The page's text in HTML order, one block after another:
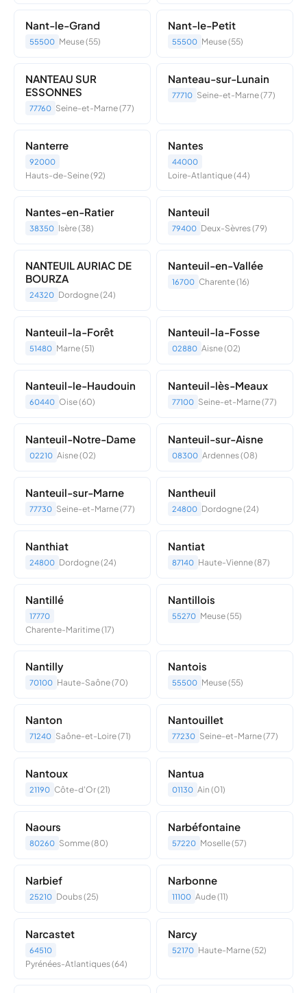
Nant-le-Grand
55500 Meuse (55)
Nant-le-Petit
55500 Meuse (55)
NANTEAU SUR
ESSONNES
77760 Seine-et-Marne (77)
Nanteau-sur-Lunain
77710 Seine-et-Marne (77)
Nanterre
92000
Hauts-de-Seine (92)
Nantes
44000
Loire-Atlantique (44)
Nantes-en-Ratier
38350 Isère (38)
Nanteuil
79400 Deux-Sèvres (79)
NANTEUIL AURIAC DE
BOURZA
24320 Dordogne (24)
Nanteuil-en-Vallée
16700 Charente (16)
Nanteuil-la-Forêt
51480 Marne (51)
Nanteuil-la-Fosse
02880 Aisne (02)
Nanteuil-le-Haudouin
60440 Oise (60)
Nanteuil-lès-Meaux
77100 Seine-et-Marne (77)
Nanteuil-Notre-Dame
02210 Aisne (02)
Nanteuil-sur-Aisne
08300 Ardennes (08)
Nanteuil-sur-Marne
77730 Seine-et-Marne (77)
Nantheuil
24800 Dordogne (24)
Nanthiat
24800 Dordogne (24)
Nantiat
87140 Haute-Vienne (87)
Nantillé
17770
Charente-Maritime (17)
Nantillois
55270 Meuse (55)
Nantilly
70100 Haute-Saône (70)
Nantois
55500 Meuse (55)
Nanton
71240 Saône-et-Loire (71)
Nantouillet
77230 Seine-et-Marne (77)
Nantoux
21190 Côte-d'Or (21)
Nantua
01130 Ain (01)
Naours
80260 Somme (80)
Narbéfontaine
57220 Moselle (57)
Narbief
25210 Doubs (25)
Narbonne
11100 Aude (11)
Narcastet
64510
Pyrénées-Atlantiques (64)
Narcy
52170 Haute-Marne (52)